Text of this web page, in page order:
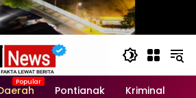
Pontianak Kriminal